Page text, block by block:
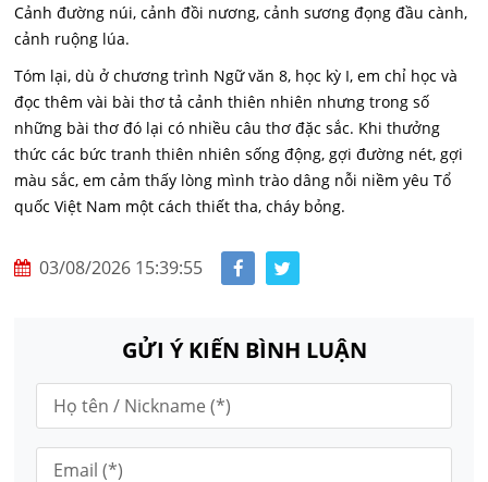
Cảnh đường núi, cảnh đồi nương, cảnh sương đọng đầu cành,
cảnh ruộng lúa.
Tóm lại, dù ở chương trình Ngữ văn 8, học kỳ I, em chỉ học và
đọc thêm vài bài thơ tả cảnh thiên nhiên nhưng trong số
những bài thơ đó lại có nhiều câu thơ đặc sắc. Khi thưởng
thức các bức tranh thiên nhiên sống động, gợi đường nét, gợi
màu sắc, em cảm thấy lòng mình trào dâng nỗi niềm yêu Tổ
quốc Việt Nam một cách thiết tha, cháy bỏng.
03/08/2026 15:39:55
GỬI Ý KIẾN BÌNH LUẬN